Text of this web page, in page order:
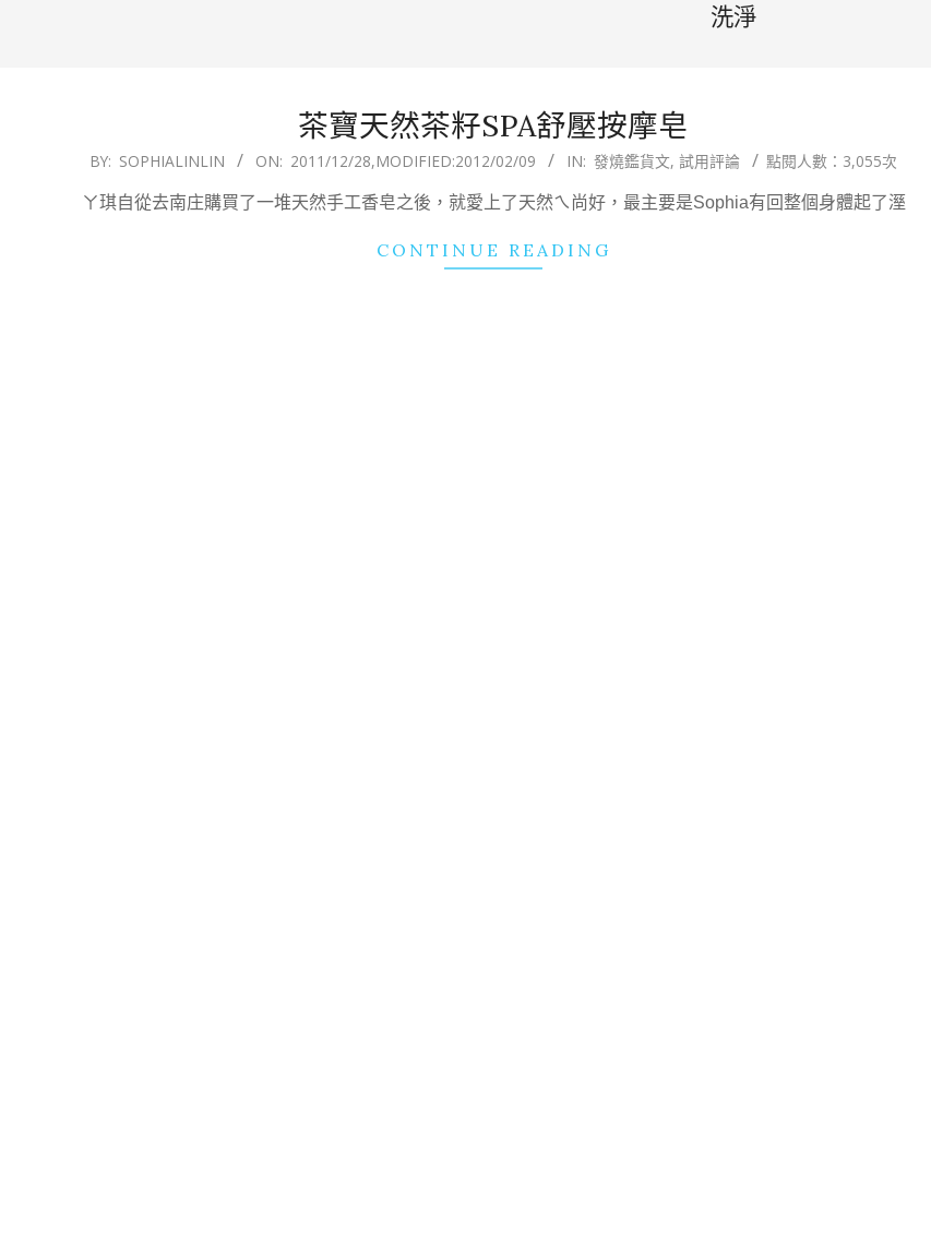
洗淨
茶寶天然茶籽SPA舒壓按摩皂
2011-BY: SOPHIALINLIN ON: 2011/12/28,MODIFIED:2012/02/09 IN: 發燒鑑貨文, 試用評論 點閱人數：3,055次
ㄚ琪自從去南庄購買了一堆天然手工香皂之後，就愛上了天然ㄟ尚好，最主要是Sophia有回整個身體起了溼
CONTINUE READING